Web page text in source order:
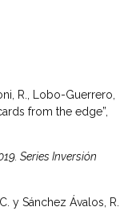
R., Lobo-Guerrero,
from the edge”,
Series Inversión
y Sánchez Ávalos, R.